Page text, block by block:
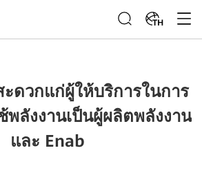
TH
ดวกแก่ผู้ให้บริการในการ
พลังงานเป็นผู้ผลิตพลังงาน
และ Enab